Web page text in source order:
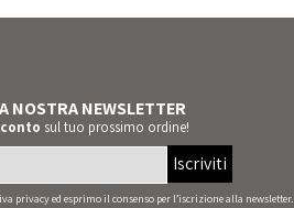
NOSTRA NEWSLETTER
sul tuo prossimo ordine!
Iscriviti
privacyed esprimo il consenso per l’iscrizione alla newsletter.